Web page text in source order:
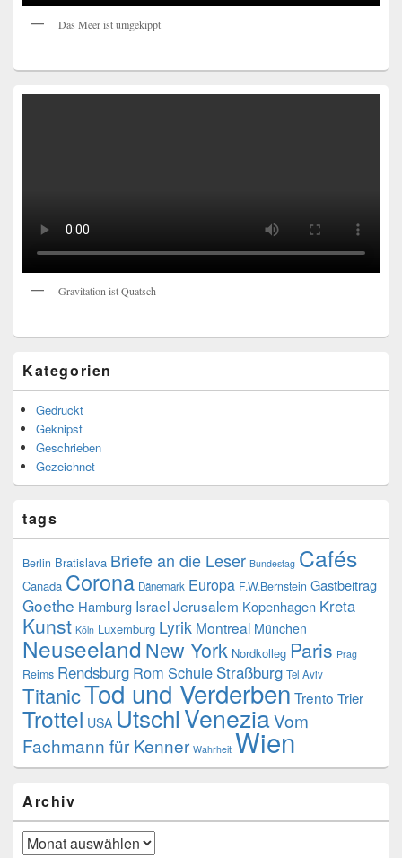
Das Meer ist umgekippt
Gravitation ist Quatsch
Kategorien
Gedruckt
Geknipst
Geschrieben
Gezeichnet
tags
Berlin Bratislava Briefe an die Leser Bundestag Cafés
Canada Corona Dänemark Europa F.W.Bernstein Gastbeitrag
Goethe Hamburg IsraelJerusalem Kopenhagen Kreta
Kunst Köln Luxemburg Lyrik Montreal München
Neuseeland New York Nordkolleg Paris Prag
Reims Rendsburg Rom Schule Straßburg Tel Aviv
TitanicTod und Verderben Trento Trier
Trottel USA UtschlVeneziaVom
Fachmann für Kenner Wahrheit Wien
Archiv
Archiv